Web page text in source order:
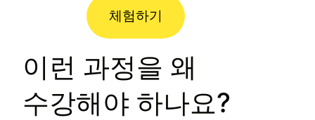
체험하기
이런 과정을 왜
수강해야 하나요?